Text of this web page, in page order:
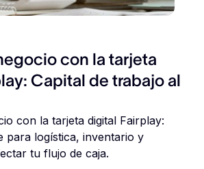
con la tarjeta
Capital de trabajo al
con la tarjeta digital Fairplay:
para logística, inventario y
tu flujo de caja.